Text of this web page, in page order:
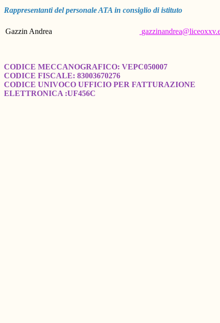
Rappresentanti del personale ATA in consiglio di istituto
Gazzin Andrea
CODICE MECCANOGRAFICO: VEPC050007
CODICE FISCALE: 83003670276
CODICE UNIVOCO UFFICIO PER FATTURAZIONE
ELETTRONICA :UF456C